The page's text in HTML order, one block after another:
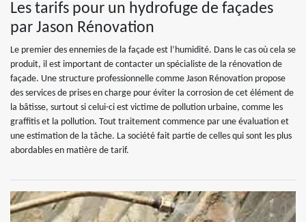
Les tarifs pour un hydrofuge de façades
par Jason Rénovation
Le premier des ennemies de la façade est l’humidité. Dans le cas où cela se
produit, il est important de contacter un spécialiste de la rénovation de
façade. Une structure professionnelle comme Jason Rénovation propose
des services de prises en charge pour éviter la corrosion de cet élément de
la bâtisse, surtout si celui-ci est victime de pollution urbaine, comme les
graffitis et la pollution. Tout traitement commence par une évaluation et
une estimation de la tâche. La société fait partie de celles qui sont les plus
abordables en matière de tarif.